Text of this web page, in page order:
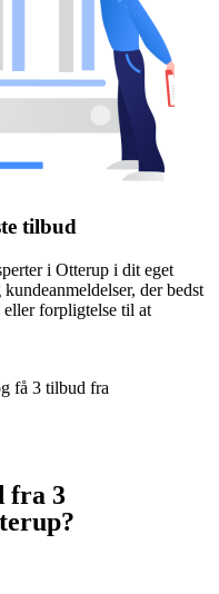
tilbud
i Otterup i dit eget
der bedst
forpligtelse til at
få 3 tilbud fra
fra 3